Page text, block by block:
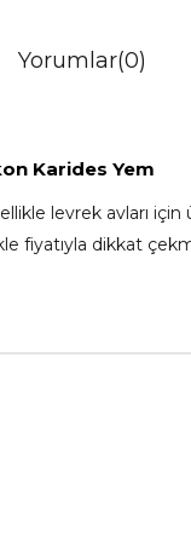
Yorumlar(0)
Karides Yem
levrek avları
fiyatıyla dikkat